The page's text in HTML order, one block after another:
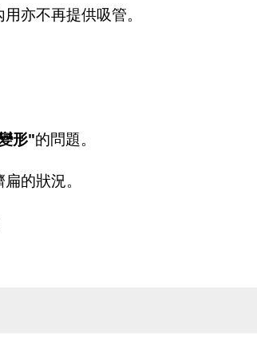
亦不再提供吸管。
形"的問題。
的狀況。